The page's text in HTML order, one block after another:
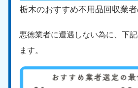
栃木のおすすめ不用品回収業
悪徳業者に遭遇しない為に、下
ます。